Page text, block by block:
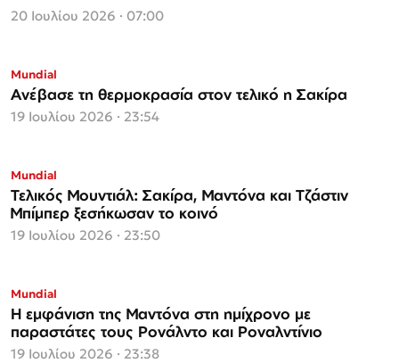
20 Ιουλίου 2026 · 07:00
Mundial
Ανέβασε τη θερμοκρασία στον τελικό η Σακίρα
19 Ιουλίου 2026 · 23:54
Mundial
Τελικός Μουντιάλ: Σακίρα, Μαντόνα και Τζάστιν
Μπίμπερ ξεσήκωσαν το κοινό
19 Ιουλίου 2026 · 23:50
Mundial
Η εμφάνιση της Μαντόνα στη ημίχρονο με
παραστάτες τους Ρονάλντο και Ροναλντίνιο
19 Ιουλίου 2026 · 23:38